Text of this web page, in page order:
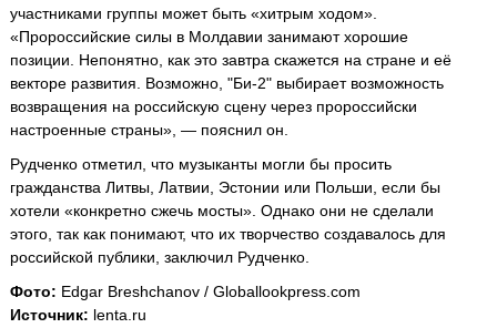
участниками группы может быть «хитрым ходом».
«Пророссийские силы в Молдавии занимают хорошие
позиции. Непонятно, как это завтра скажется на стране и её
векторе развития. Возможно, "Би-2" выбирает возможность
возвращения на российскую сцену через пророссийски
настроенные страны», — пояснил он.
Рудченко отметил, что музыканты могли бы просить
гражданства Литвы, Латвии, Эстонии или Польши, если бы
хотели «конкретно сжечь мосты». Однако они не сделали
этого, так как понимают, что их творчество создавалось для
российской публики, заключил Рудченко.
Фото: Edgar Breshchanov / Globallookpress.com
Источник: lenta.ru